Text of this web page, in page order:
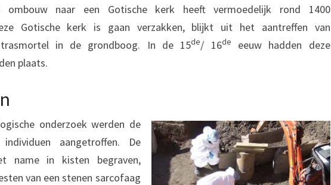
ombouw naar een Gotische kerk heeft vermoedelijk rond 1400
Gotische kerk is gaan verzakken, blijkt uit het aantreffen van
in de grondboog. In de 15de/ 16de
eeuw hadden deze
plaats.
onderzoek werden de
aangetroffen. De
name in kisten begraven,
van een stenen sarcofaag